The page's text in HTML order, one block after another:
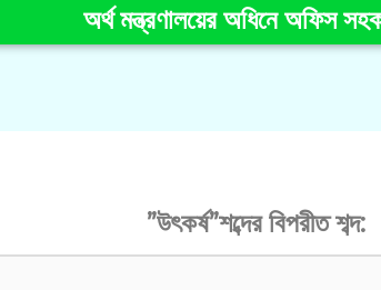
অর্থ মন্ত্রণালয়ের অধিনে অফিস
”উৎকর্ষ”শব্দের বিপরীত শব্দ: